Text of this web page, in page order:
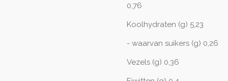
0,76
Koolhydraten (g) 5,23
- waarvan suikers (g) 0,26
Vezels (g) 0,36